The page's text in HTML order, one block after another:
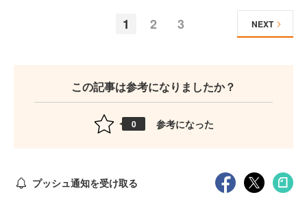
1 2 3 NEXT
この記事は参考になりましたか？
0 参考になった
プッシュ通知を受け取る